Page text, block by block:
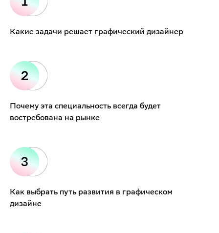
Какие задачи решает графический дизайнер
Почему эта специальность всегда будет
востребована на рынке
Как выбрать путь развития в графическом
дизайне